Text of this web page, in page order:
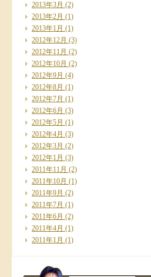
2013年3月 (2)
2013年2月 (1)
2013年1月 (1)
2012年12月 (3)
2012年11月 (2)
2012年10月 (2)
2012年9月 (4)
2012年8月 (1)
2012年7月 (1)
2012年6月 (3)
2012年5月 (1)
2012年4月 (3)
2012年3月 (2)
2012年1月 (3)
2011年11月 (2)
2011年10月 (1)
2011年9月 (2)
2011年7月 (1)
2011年6月 (2)
2011年4月 (1)
2011年1月 (1)